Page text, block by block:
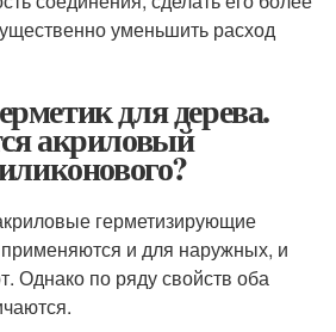
уменьшить расход
для дерева.
акриловый
герметизирующие
и для наружных, и
Однако по ряду свойств оба